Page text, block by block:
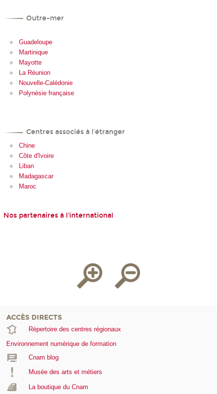
Outre-mer
Guadeloupe
Martinique
Mayotte
La Réunion
Nouvelle-Calédonie
Polynésie française
Centres associés à l'étranger
Chine
Côte d'Ivoire
Liban
Madagascar
Maroc
Nos partenaires à l'international
ACCÈS DIRECTS
Répertoire des centres régionaux
Environnement numérique de formation
Cnam blog
Musée des arts et métiers
La boutique du Cnam